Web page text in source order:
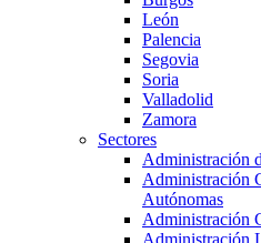
León
Palencia
Segovia
Soria
Valladolid
Zamora
Sectores
Administración
Administración
Autónomas
Administración